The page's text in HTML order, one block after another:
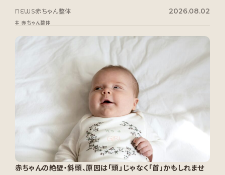
2026.08.02
NEWS赤ちゃん整体
赤ちゃん整体
赤ちゃんの絶壁・斜頭、原因は「頭」じゃなく「首」かもしれませ